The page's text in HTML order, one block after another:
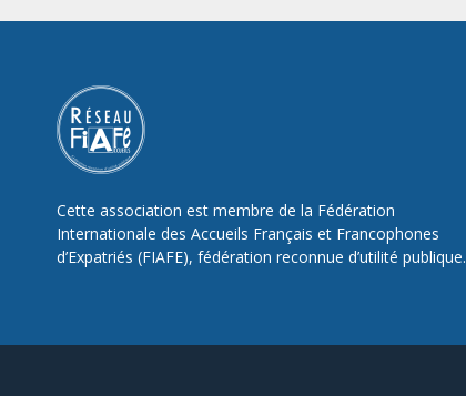
Cette association est membre de la Fédération
Internationale des Accueils Français et Francophones
d’Expatriés (FIAFE), fédération reconnue d’utilité publique.